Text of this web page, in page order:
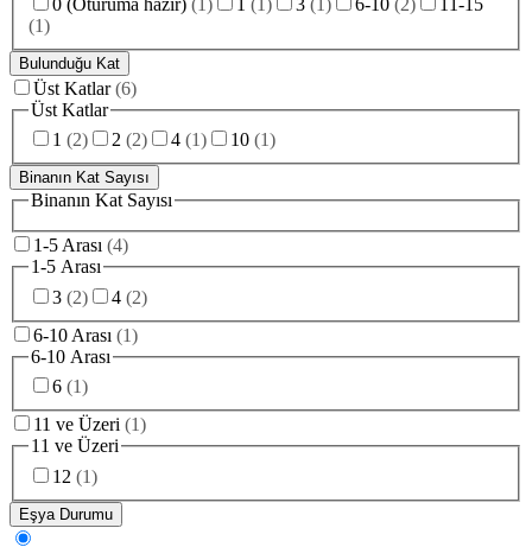
(1)
Bulunduğu Kat
Üst Katlar (6)
Üst Katlar
1 (2) 2 (2) 4 (1) 10 (1)
Binanın Kat Sayısı
Binanın Kat Sayısı
1-5 Arası (4)
1-5 Arası
3 (2) 4 (2)
6-10 Arası (1)
6-10 Arası
6 (1)
11 ve Üzeri (1)
11 ve Üzeri
12 (1)
Eşya Durumu